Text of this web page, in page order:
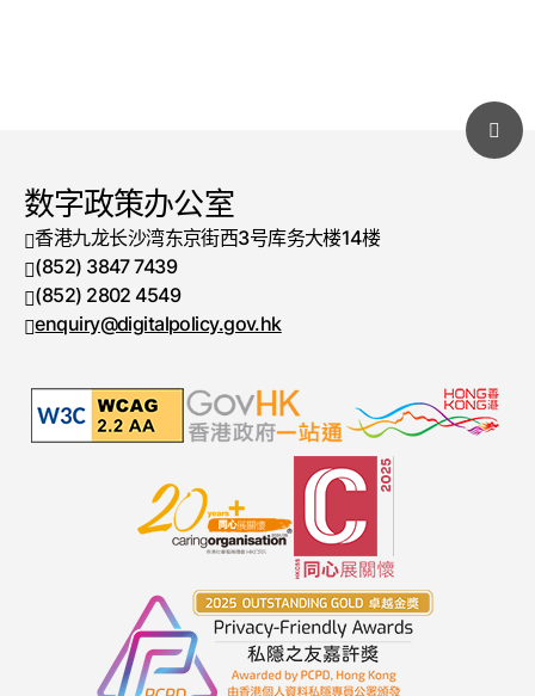
数字政策办公室
香港九龙长沙湾东京街西3号库务大楼14楼
电话号码
(852) 3847 7439
传真号码
(852) 2802 4549
enquiry@digitalpolicy.gov.hk